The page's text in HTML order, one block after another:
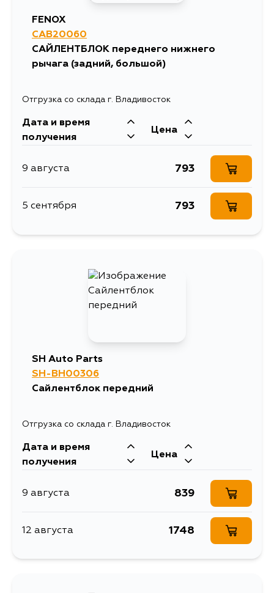
FENOX
CAB20060
САЙЛЕНТБЛОК переднего нижнего
рычага (задний, большой)
Отгрузка со склада г. Владивосток
Дата и время
получения
Цена
9 августа 793
5 сентября 793
SH Auto Parts
SH-BH00306
Сайлентблок передний
Отгрузка со склада г. Владивосток
Дата и время
получения
Цена
9 августа 839
12 августа 1748